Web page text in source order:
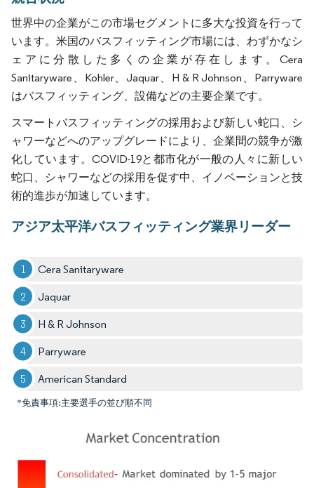
世界中の企業がこの市場セグメントに多大な投資を行って
います。米国のバスフィッティング市場には、わずかなシ
ェアに分散した多くの企業が存在します。Cera
Sanitaryware、Kohler、Jaquar、H & R Johnson、Parryware
はバスフィッティング、設備などの主要企業です。
スマートバスフィッティングの採用および新しい蛇口、シ
ャワーなどへのアップグレードにより、企業間の競争が激
化しています。COVID-19と都市化が一般の人々に新しい
蛇口、シャワーなどの採用を促す中、イノベーションと技
術的進歩が加速しています。
アジア太平洋バスフィッティング業界リーダー
Cera Sanitaryware
Jaquar
H & R Johnson
Parryware
American Standard
*免責事項:主要選手の並び順不同